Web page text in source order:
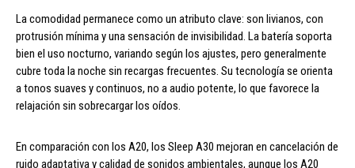
La comodidad permanece como un atributo clave: son livianos, con
protrusión mínima y una sensación de invisibilidad. La batería soporta
bien el uso nocturno, variando según los ajustes, pero generalmente
cubre toda la noche sin recargas frecuentes. Su tecnología se orienta
a tonos suaves y continuos, no a audio potente, lo que favorece la
relajación sin sobrecargar los oídos.
En comparación con los A20, los Sleep A30 mejoran en cancelación de
ruido adaptativa y calidad de sonidos ambientales, aunque los A20